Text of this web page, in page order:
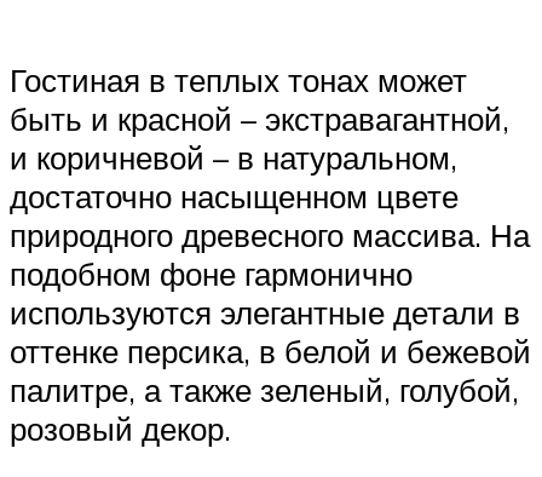
Гостиная в теплых тонах может
быть и красной – экстравагантной,
и коричневой – в натуральном,
достаточно насыщенном цвете
природного древесного массива. На
подобном фоне гармонично
используются элегантные детали в
оттенке персика, в белой и бежевой
палитре, а также зеленый, голубой,
розовый декор.